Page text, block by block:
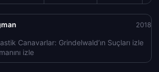
Canavarlar: Grindelwald’ın Suçları izle
izle
2018